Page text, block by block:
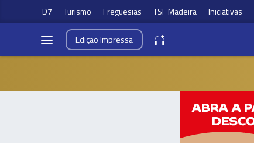
D7 Turismo Freguesias TSF Madeira Iniciativas
EdiçãoImpressa